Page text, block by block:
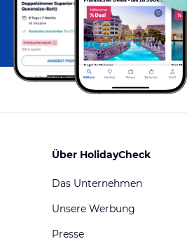
Über HolidayCheck
Das Unternehmen
Unsere Werbung
Presse